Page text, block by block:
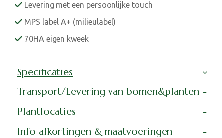
Levering met een persoonlijke touch
MPS label A+ (milieulabel)
70HA eigen kweek
Specificaties
Transport/Levering van bomen&planten
Plantlocaties
Info afkortingen & maatvoeringen